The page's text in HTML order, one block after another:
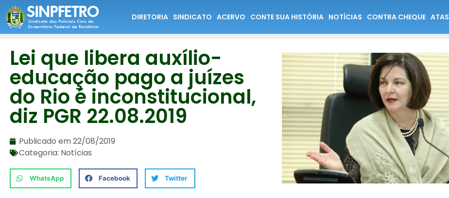
DIRETORIA SINDICATO ACERVO CONTE SUA HISTÓRIA NOTÍCIAS CONTRA CHEQUE ATAS
Lei que libera auxílio-
educação pago a juízes
do Rio é inconstitucional,
diz PGR 22.08.2019
Publicado em22/08/2019
Categoria: Notícias
WhatsApp Facebook Twitter